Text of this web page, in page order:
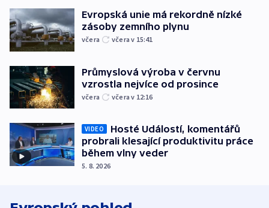
Evropská unie má rekordně nízké
zásoby zemního plynu
včera včera v 15:41
Průmyslová výroba v červnu
vzrostla nejvíce od prosince
včera včera v 12:16
VIDEO
Hosté Událostí, komentářů
probrali klesající produktivitu práce
během vlny veder
5. 8. 2026